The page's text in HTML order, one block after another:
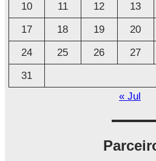
o
10
11 12 13
17
18 19 20
24
25 26 27
31
« Jul